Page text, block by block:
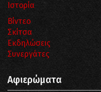
Ιστορία
Βίντεο
Σκίτσα
Εκδηλώσεις
Συνεργάτες
Αφιερώματα